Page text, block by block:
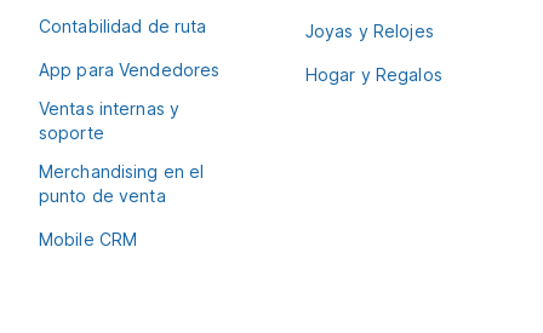
Contabilidad de ruta
App para Vendedores
Ventas internas y
soporte
Merchandising en el
punto de venta
Mobile CRM
Joyas y Relojes
Hogar y Regalos